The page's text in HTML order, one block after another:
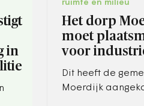
in
ruimte en milieu
Het dorp
moet
voor
Dit heeft de
Moerdijk